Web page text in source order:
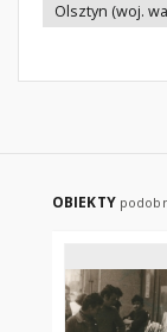
Olsztyn (woj.
OBIEKTY